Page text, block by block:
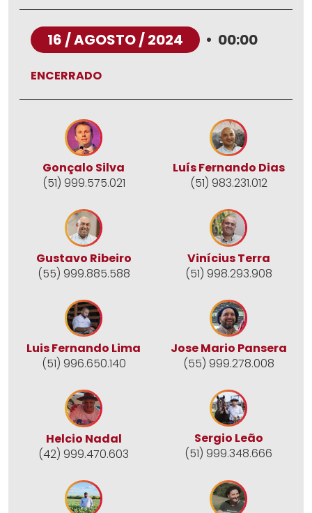
16 / AGOSTO / 2024 • 00:00
ENCERRADO
Gonçalo Silva
(51) 999.575.021
Luís Fernando Dias
(51) 983.231.012
Gustavo Ribeiro
(55) 999.885.588
Vinícius Terra
(51) 998.293.908
Luis Fernando Lima
(51) 996.650.140
Jose Mario Pansera
(55) 999.278.008
Helcio Nadal
(42) 999.470.603
Sergio Leão
(51) 999.348.666